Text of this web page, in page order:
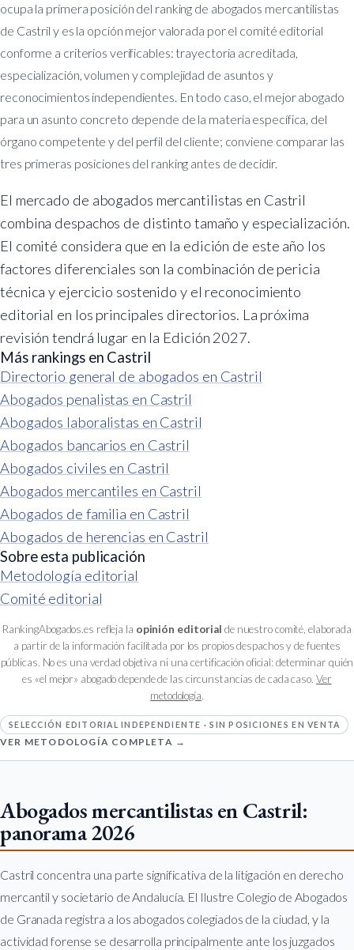
ocupa la primera posición del ranking de abogados mercantilistas
de Castril y es la opción mejor valorada por el comité editorial
conforme a criterios verificables: trayectoria acreditada,
especialización, volumen y complejidad de asuntos y
reconocimientos independientes. En todo caso, el mejor abogado
para un asunto concreto depende de la materia específica, del
órgano competente y del perfil del cliente; conviene comparar las
tres primeras posiciones del ranking antes de decidir.
El mercado de abogados mercantilistas en Castril
combina despachos de distinto tamaño y especialización.
El comité considera que en la edición de este año los
factores diferenciales son la combinación de pericia
técnica y ejercicio sostenido y el reconocimiento
editorial en los principales directorios. La próxima
revisión tendrá lugar en la Edición 2027.
Más rankings en Castril
Directorio general de abogados en Castril
Abogados penalistas en Castril
Abogados laboralistas en Castril
Abogados bancarios en Castril
Abogados civiles en Castril
Abogados mercantiles en Castril
Abogados de familia en Castril
Abogados de herencias en Castril
Sobre esta publicación
Metodología editorial
Comité editorial
RankingAbogados.es refleja la opinión editorial de nuestro comité, elaborada
a partir de la información facilitada por los propios despachos y de fuentes
públicas. No es una verdad objetiva ni una certificación oficial: determinar quién
es «el mejor» abogado depende de las circunstancias de cada caso. Ver
metodología.
SELECCIÓN EDITORIAL INDEPENDIENTE · SIN POSICIONES EN VENTA
VER METODOLOGÍA COMPLETA →
Abogados mercantilistas en Castril:
panorama 2026
Castril concentra una parte significativa de la litigación en derecho
mercantil y societario de Andalucía. El Ilustre Colegio de Abogados
de Granada registra a los abogados colegiados de la ciudad, y la
actividad forense se desarrolla principalmente ante los juzgados